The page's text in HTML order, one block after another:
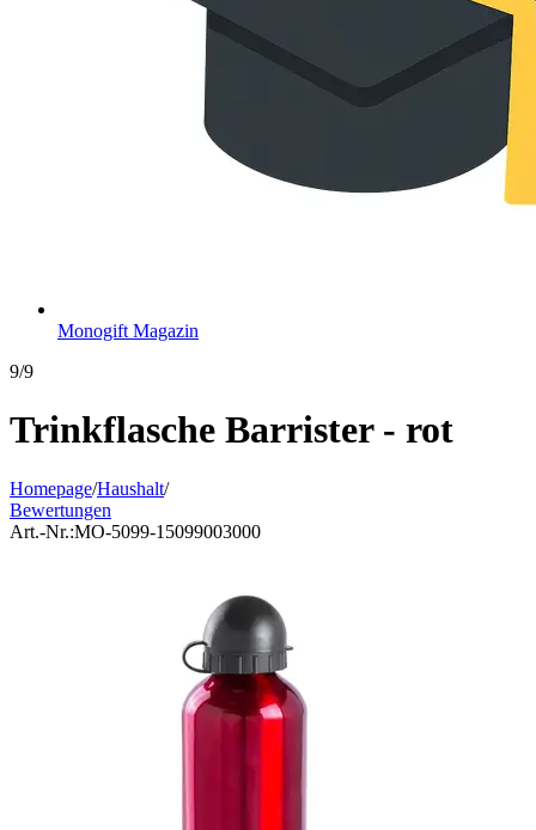
Monogift Magazin
9/9
Trinkflasche Barrister - rot
Homepage/Haushalt/
Bewertungen
Art.-Nr.:MO-5099-15099003000